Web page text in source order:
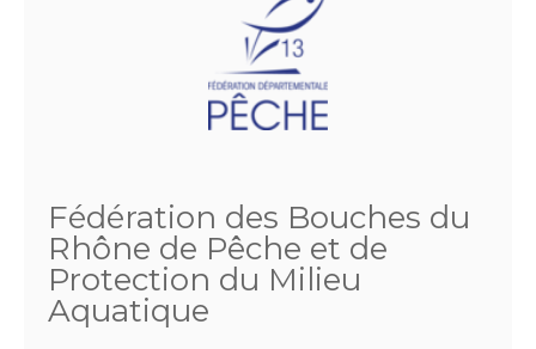
Fédération des Bouches du
Rhône de Pêche et de
Protection du Milieu
Aquatique